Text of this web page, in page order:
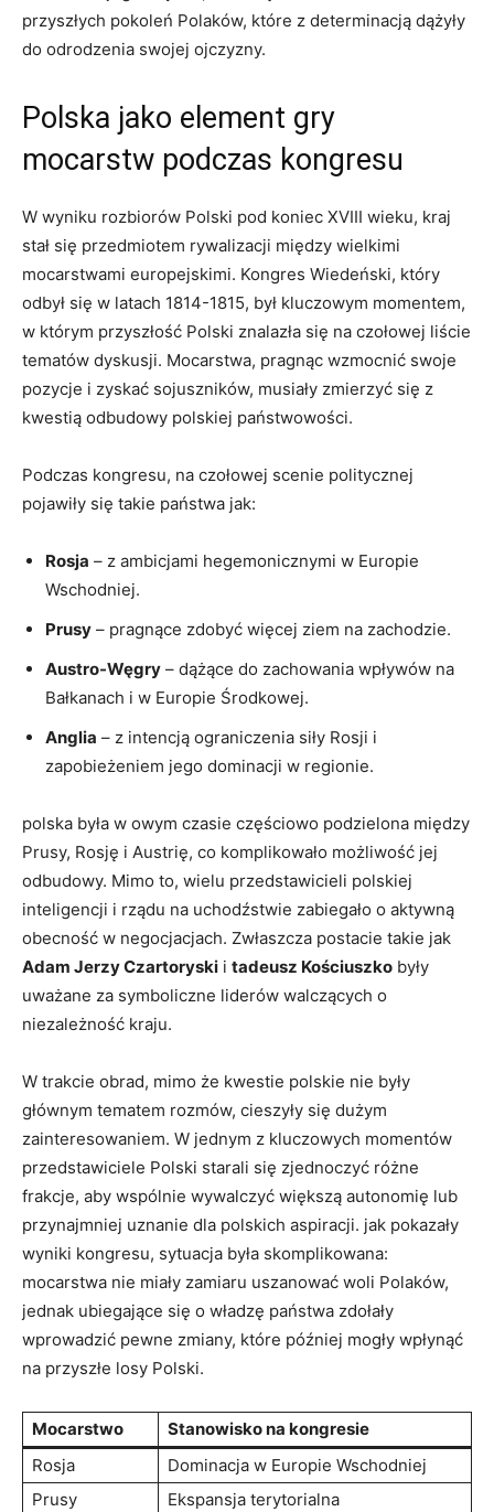
przyszłych pokoleń Polaków, które z determinacją dążyły
do odrodzenia swojej ojczyzny.
Polska jako element gry
mocarstw podczas kongresu
W wyniku rozbiorów Polski pod koniec XVIII wieku, kraj
stał się przedmiotem rywalizacji między wielkimi
mocarstwami europejskimi. Kongres Wiedeński, który
odbył się w latach 1814-1815, był kluczowym momentem,
w którym przyszłość Polski znalazła się na czołowej liście
tematów dyskusji. Mocarstwa, pragnąc wzmocnić swoje
pozycje i zyskać sojuszników, musiały zmierzyć się z
kwestią odbudowy polskiej państwowości.
Podczas kongresu, na czołowej scenie politycznej
pojawiły się takie państwa jak:
Rosja – z ambicjami hegemonicznymi w Europie
Wschodniej.
Prusy – pragnące zdobyć więcej ziem na zachodzie.
Austro-Węgry – dążące do zachowania wpływów na
Bałkanach i w Europie Środkowej.
Anglia – z intencją ograniczenia siły Rosji i
zapobieżeniem jego dominacji w regionie.
polska była w owym czasie częściowo podzielona między
Prusy, Rosję i Austrię, co komplikowało możliwość jej
odbudowy. Mimo to, wielu przedstawicieli polskiej
inteligencji i rządu na uchodźstwie zabiegało o aktywną
obecność w negocjacjach. Zwłaszcza postacie takie jak
Adam Jerzy Czartoryski i tadeusz Kościuszko były
uważane za symboliczne liderów walczących o
niezależność kraju.
W trakcie obrad, mimo że kwestie polskie nie były
głównym tematem rozmów, cieszyły się dużym
zainteresowaniem. W jednym z kluczowych momentów
przedstawiciele Polski starali się zjednoczyć różne
frakcje, aby wspólnie wywalczyć większą autonomię lub
przynajmniej uznanie dla polskich aspiracji. jak pokazały
wyniki kongresu, sytuacja była skomplikowana:
mocarstwa nie miały zamiaru uszanować woli Polaków,
jednak ubiegające się o władzę państwa zdołały
wprowadzić pewne zmiany, które później mogły wpłynąć
na przyszłe losy Polski.
Mocarstwo
Stanowisko na kongresie
Rosja
Dominacja w Europie Wschodniej
Prusy
Ekspansja terytorialna